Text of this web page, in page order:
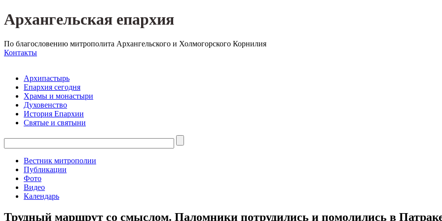
Архангельская епархия
По благословению митрополита Архангельского и Холмогорского Корнилия
Контакты
Архипастырь
Епархия сегодня
Храмы и монастыри
Духовенство
История Епархии
Святые и святыни
Вестник митрополии
Публикации
Фото
Видео
Календарь
Трудный маршрут со смыслом. Паломники потрудились и помолились в